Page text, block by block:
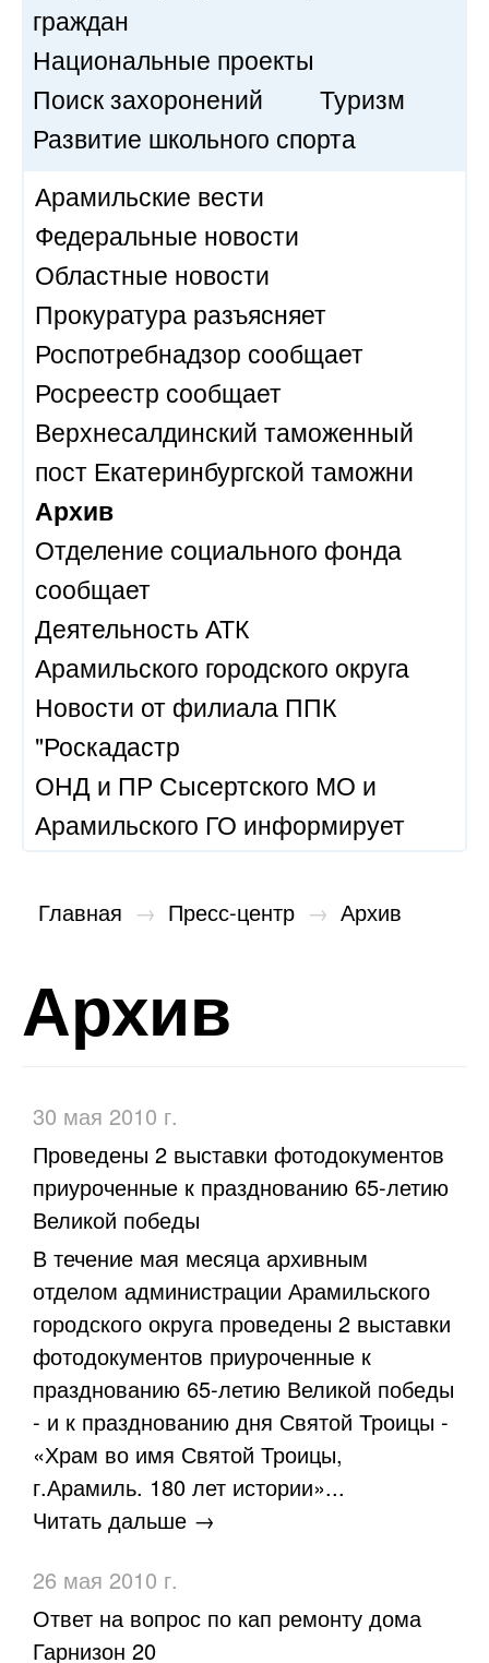
граждан
Национальные проекты
Поиск захоронений
Туризм
Развитие школьного спорта
Арамильские вести
Федеральные новости
Областные новости
Прокуратура разъясняет
Роспотребнадзор сообщает
Росреестр сообщает
Верхнесалдинский таможенный
пост Екатеринбургской таможни
Архив
Отделение социального фонда
сообщает
Деятельность АТК
Арамильского городского округа
Новости от филиала ППК
"Роскадастр
ОНД и ПР Сысертского МО и
Арамильского ГО информирует
Главная → Пресс-центр → Архив
Архив
30 мая 2010 г.
Проведены 2 выставки фотодокументов
приуроченные к празднованию 65-летию
Великой победы
В течение мая месяца архивным
отделом администрации Арамильского
городского округа проведены 2 выставки
фотодокументов приуроченные к
празднованию 65-летию Великой победы
- и к празднованию дня Святой Троицы -
«Храм во имя Святой Троицы,
г.Арамиль. 180 лет истории»...
Читать дальше →
26 мая 2010 г.
Ответ на вопрос по кап ремонту дома
Гарнизон 20